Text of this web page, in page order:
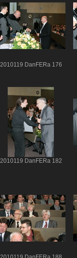
2010119 DanFERa 176
2010119 DanFERa 182